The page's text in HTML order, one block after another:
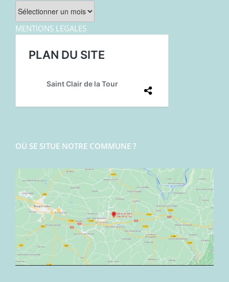
Archives
MENTIONS LEGALES
OÙ SE SITUE NOTRE COMMUNE ?